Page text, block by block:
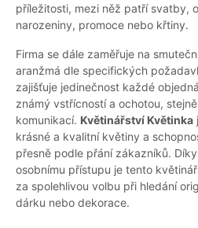
příležitosti, mezi něž patří svatby,
narozeniny, promoce nebo křtiny.
Firma se dále zaměřuje na
aranžmá dle specifických
zajišťuje jedinečnost každé
známý vstřícností a ochotou,
komunikací. Květinářství Květinka
krásné a kvalitní květiny a
přesně podle přání zákazníků.
osobnímu přístupu je tento
za spolehlivou volbu při hledání
dárku nebo dekorace.